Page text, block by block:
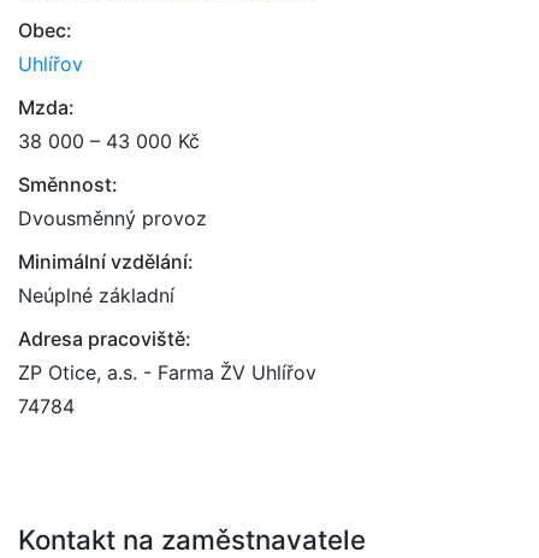
Obec:
Uhlířov
Mzda:
38 000 – 43 000 Kč
Směnnost:
Dvousměnný provoz
Minimální vzdělání:
Neúplné základní
Adresa pracoviště:
ZP Otice, a.s. - Farma ŽV Uhlířov
74784
Kontakt na zaměstnavatele